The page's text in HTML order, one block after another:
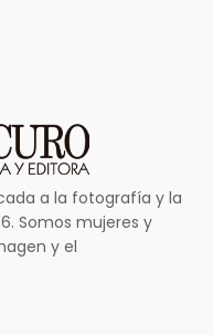
a la fotografía y la
Somos mujeres y
y el